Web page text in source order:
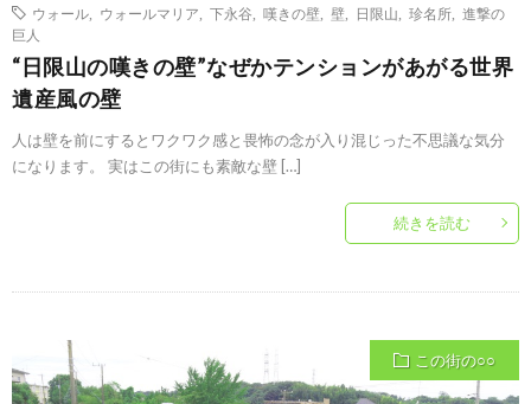
ウォール
ウォールマリア 下永谷 嘆きの壁 壁 日限山 珍名所
進撃の
巨人
“日限山の嘆きの壁”なぜかテンションがあがる世界
遺産風の壁
人は壁を前にするとワクワク感と畏怖の念が入り混じった不思議な気分
になります。 実はこの街にも素敵な壁 […]
続きを読む
この街の○○